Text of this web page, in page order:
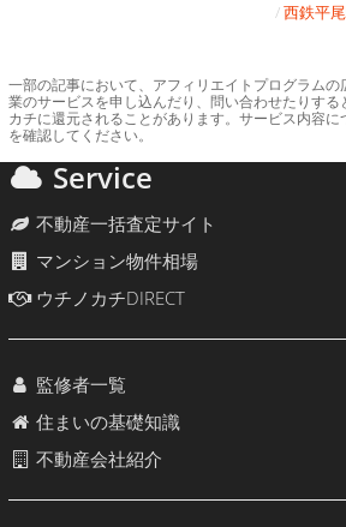
西鉄平
一部の記事において、アフィリエイトプログラム
業のサービスを申し込んだり、問い合わせたりする
カチに還元されることがあります。サービス内容
を確認してください。
Service
不動産一括査定サイト
マンション物件相場
ウチノカチDIRECT
監修者一覧
住まいの基礎知識
不動産会社紹介